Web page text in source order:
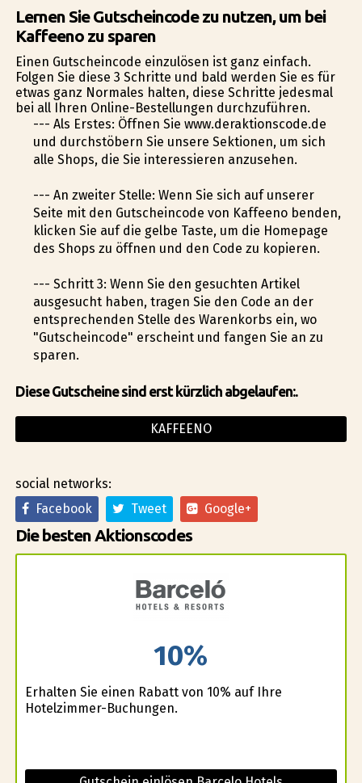
Lernen Sie Gutscheincode zu nutzen, um bei
Kaffeeno zu sparen
Einen Gutscheincode einzulösen ist ganz einfach.
Folgen Sie diese 3 Schritte und bald werden Sie es für
etwas ganz Normales halten, diese Schritte jedesmal
bei all Ihren Online-Bestellungen durchzuführen.
--- Als Erstes: Öffnen Sie www.deraktionscode.de
und durchstöbern Sie unsere Sektionen, um sich
alle Shops, die Sie interessieren anzusehen.
--- An zweiter Stelle: Wenn Sie sich auf unserer
Seite mit den Gutscheincode von Kaffeeno befinden,
klicken Sie auf die gelbe Taste, um die Homepage
des Shops zu öffnen und den Code zu kopieren.
--- Schritt 3: Wenn Sie den gesuchten Artikel
ausgesucht haben, tragen Sie den Code an der
entsprechenden Stelle des Warenkorbs ein, wo
"Gutscheincode" erscheint und fangen Sie an zu
sparen.
Diese Gutscheine sind erst kürzlich abgelaufen:.
KAFFEENO
social networks:
Facebook
Tweet Google+
Die besten Aktionscodes
10%
Erhalten Sie einen Rabatt von 10% auf Ihre
Hotelzimmer-Buchungen.